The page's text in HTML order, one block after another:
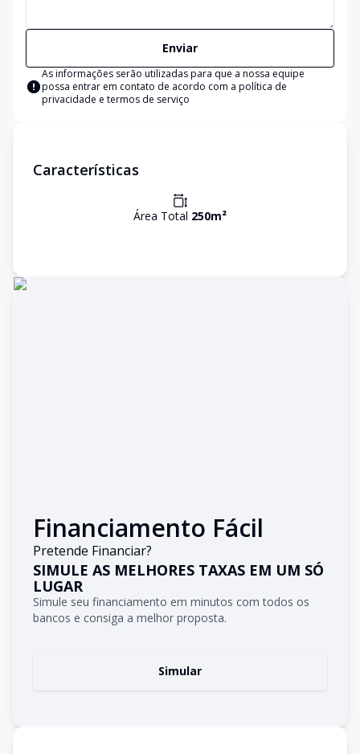
Enviar
As informações serão utilizadas para que a nossa equipe
possa entrar em contato de acordo com a política de
privacidade e termos de serviço
Características
Área Total 250m²
Financiamento Fácil
Pretende Financiar?
SIMULE AS MELHORES TAXAS EM UM SÓ
LUGAR
Simule seu financiamento em minutos com todos os
bancos e consiga a melhor proposta.
Simular